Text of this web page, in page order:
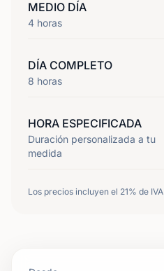
MEDIO DÍA
4 horas
DÍA COMPLETO
8 horas
HORA ESPECIFICADA
Duración personalizada a tu
medida
Los precios incluyen el 21% de IVA